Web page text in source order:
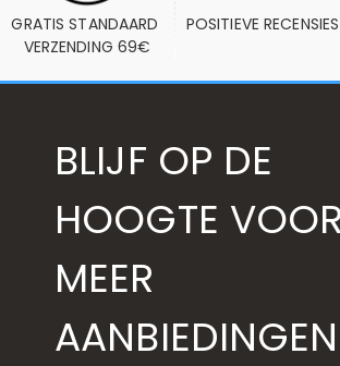
GRATIS STANDAARD
VERZENDING 69€
POSITIEVE RECENSIES
BLIJF OP DE
HOOGTE VOOR
MEER